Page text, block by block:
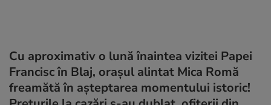
Cu aproximativ o lună înaintea vizitei Papei
Francisc în Blaj, orașul alintat Mica Romă
freamătă în așteptarea momentului istoric!